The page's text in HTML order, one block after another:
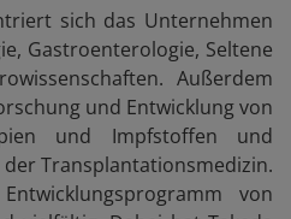
sich das Unternehmen
Gastroenterologie, Seltene
Außerdem
und Entwicklung von
und Impfstoffen und
Transplantationsmedizin.
von